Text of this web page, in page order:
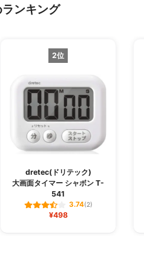
ンキング
2位
dretec(ドリテック)
大画面タイマー シャボン T-
541
3.74(2)
¥498